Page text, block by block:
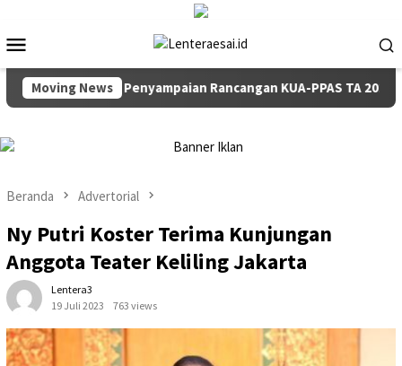
konten
Mobile
Moving News
Penyampaian Rancangan KUA-PPAS TA 2027
Beranda Advertorial
Ny Putri Koster Terima Kunjungan
Anggota Teater Keliling Jakarta
Lentera3
19 Juli 2023
763 views